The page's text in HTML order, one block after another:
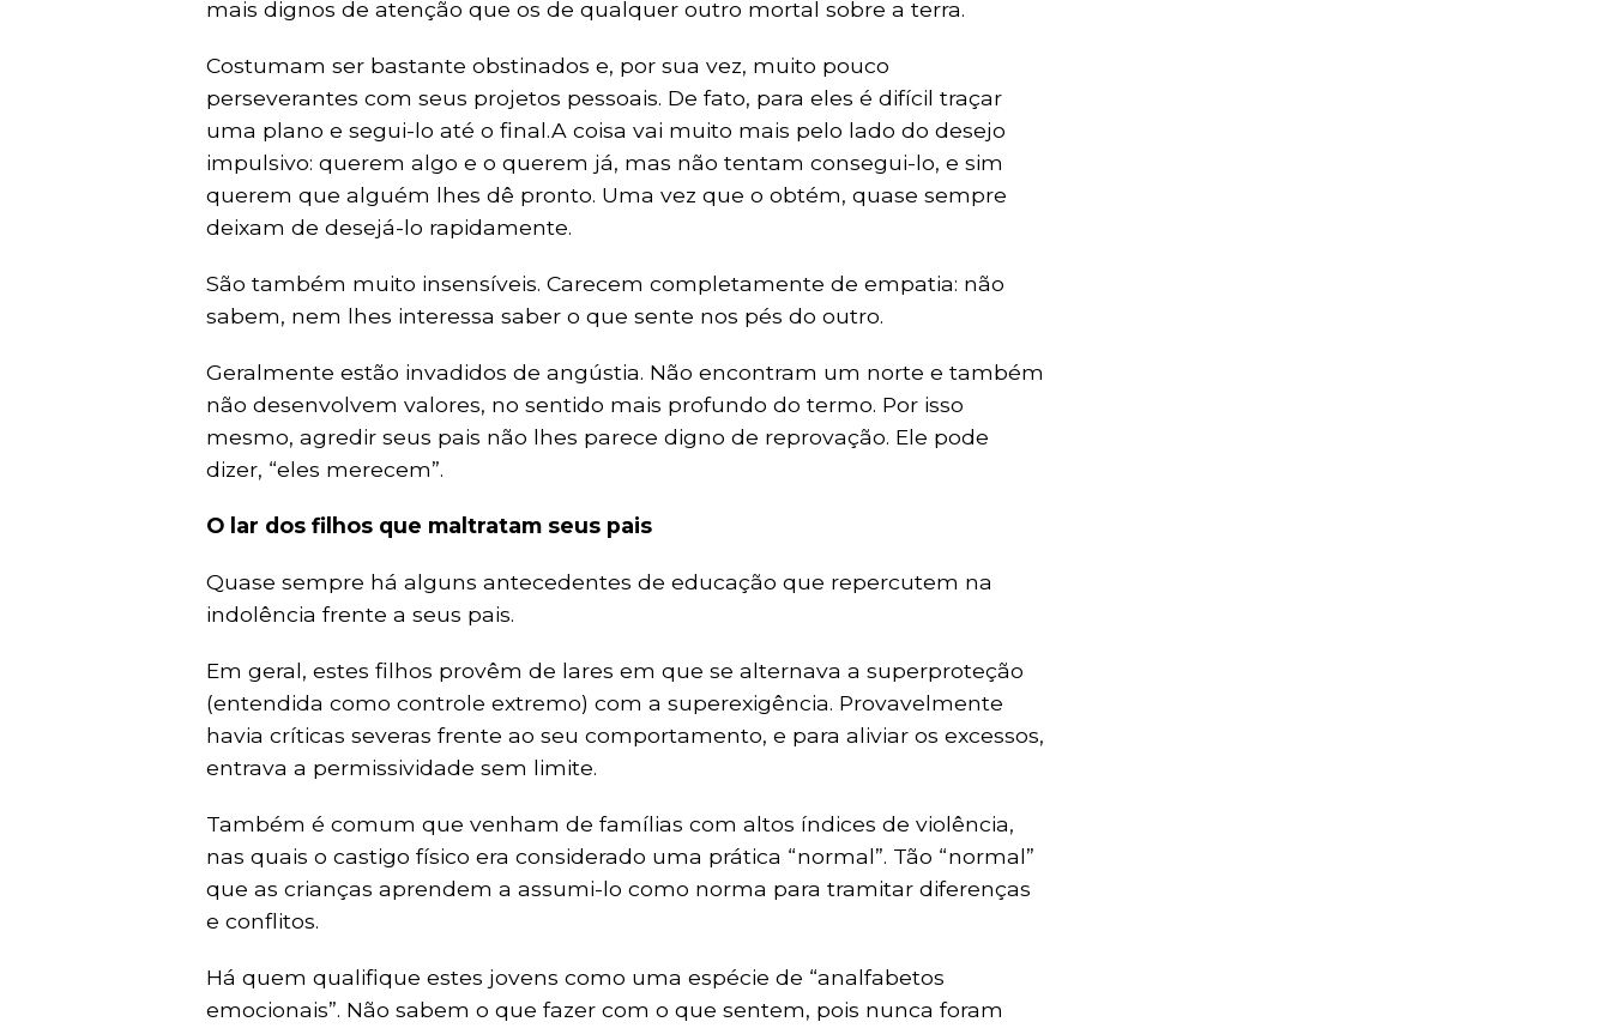
mais dignos de atenção que os de qualquer outro mortal sobre a terra.
Costumam ser bastante obstinados e, por sua vez, muito pouco
perseverantes com seus projetos pessoais. De fato, para eles é difícil traçar
uma plano e segui-lo até o final.A coisa vai muito mais pelo lado do desejo
impulsivo: querem algo e o querem já, mas não tentam consegui-lo, e sim
querem que alguém lhes dê pronto. Uma vez que o obtém, quase sempre
deixam de desejá-lo rapidamente.
São também muito insensíveis. Carecem completamente de empatia: não
sabem, nem lhes interessa saber o que sente nos pés do outro.
Geralmente estão invadidos de angústia. Não encontram um norte e também
não desenvolvem valores, no sentido mais profundo do termo. Por isso
mesmo, agredir seus pais não lhes parece digno de reprovação. Ele pode
dizer, “eles merecem”.
O lar dos filhos que maltratam seus pais
Quase sempre há alguns antecedentes de educação que repercutem na
indolência frente a seus pais.
Em geral, estes filhos provêm de lares em que se alternava a superproteção
(entendida como controle extremo) com a superexigência. Provavelmente
havia críticas severas frente ao seu comportamento, e para aliviar os excessos,
entrava a permissividade sem limite.
Também é comum que venham de famílias com altos índices de violência,
nas quais o castigo físico era considerado uma prática “normal”. Tão “normal”
que as crianças aprendem a assumi-lo como norma para tramitar diferenças
e conflitos.
Há quem qualifique estes jovens como uma espécie de “analfabetos
emocionais”. Não sabem o que fazer com o que sentem, pois nunca foram